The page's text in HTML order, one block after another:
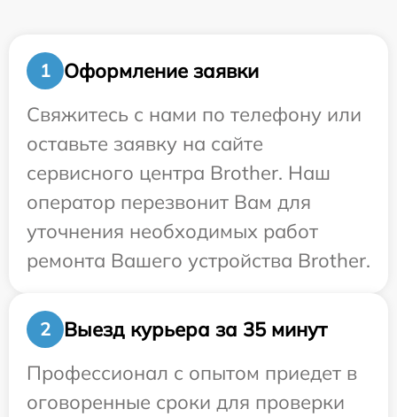
1
Оформление заявки
Свяжитесь с нами по телефону или
оставьте заявку на сайте
сервисного центра Brother. Наш
оператор перезвонит Вам для
уточнения необходимых работ
ремонта Вашего устройства Brother.
2
Выезд курьера за 35 минут
Профессионал с опытом приедет в
оговоренные сроки для проверки